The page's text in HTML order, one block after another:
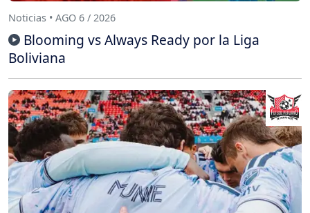
Noticias • AGO 6 / 2026
Blooming vs Always Ready por la Liga
Boliviana